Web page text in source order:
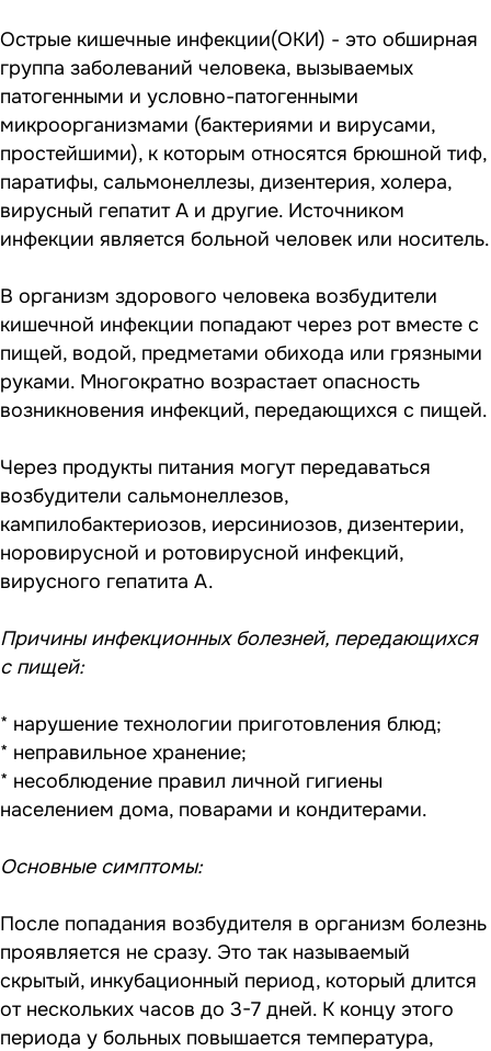
Острые кишечные инфекции(ОКИ) - это обширная
группа заболеваний человека, вызываемых
патогенными и условно-патогенными
микроорганизмами (бактериями и вирусами,
простейшими), к которым относятся брюшной тиф,
паратифы, сальмонеллезы, дизентерия, холера,
вирусный гепатит А и другие. Источником
инфекции является больной человек или носитель.
В организм здорового человека возбудители
кишечной инфекции попадают через рот вместе с
пищей, водой, предметами обихода или грязными
руками. Многократно возрастает опасность
возникновения инфекций, передающихся с пищей.
Через продукты питания могут передаваться
возбудители сальмонеллезов,
кампилобактериозов, иерсиниозов, дизентерии,
норовирусной и ротовирусной инфекций,
вирусного гепатита А.
Причины инфекционных болезней, передающихся
с пищей:
* нарушение технологии приготовления блюд;
* неправильное хранение;
* несоблюдение правил личной гигиены
населением дома, поварами и кондитерами.
Основные симптомы:
После попадания возбудителя в организм болезнь
проявляется не сразу. Это так называемый
скрытый, инкубационный период, который длится
от нескольких часов до 3-7 дней. К концу этого
периода у больных повышается температура,